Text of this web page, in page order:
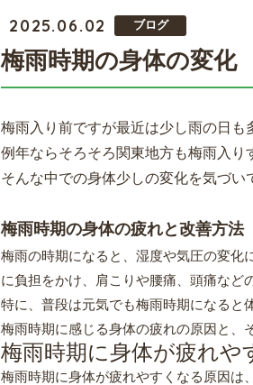
2025.06.02 ブログ
梅雨時期の身体の変化
梅雨入り前ですが最近は少し雨の日も
例年ならそろそろ関東地方も梅雨入り
そんな中での身体少しの変化を気づい
梅雨時期の身体の疲れと改善方法
梅雨の時期になると、湿度や気圧の変化
に負担をかけ、肩こりや腰痛、頭痛など
特に、普段は元気でも梅雨時期になると
梅雨時期に感じる身体の疲れの原因と、
梅雨時期に身体が疲れや
梅雨時期に身体が疲れやすくなる原因は